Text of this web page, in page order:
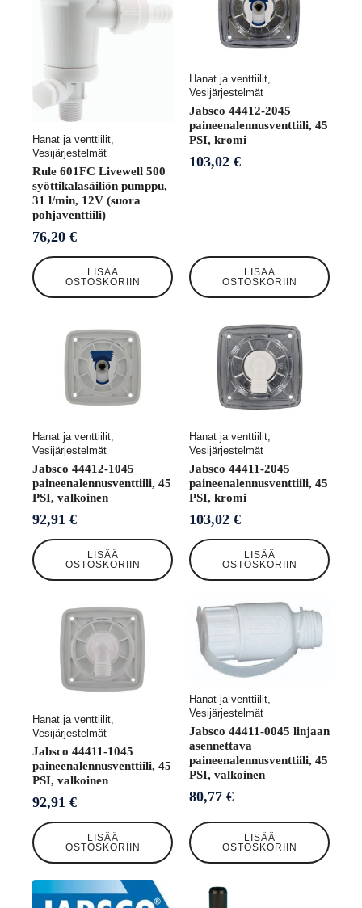
Hanat ja venttiilit,
Vesijärjestelmät
Rule 601FC Livewell 500
syöttikalasäiliön pumppu,
31 l/min, 12V (suora
pohjaventtiili)
76,20 €
LISÄÄ
OSTOSKORIIN
Hanat ja venttiilit,
Vesijärjestelmät
Jabsco 44412-2045
paineenalennusventtiili, 45
PSI, kromi
103,02 €
LISÄÄ
OSTOSKORIIN
Hanat ja venttiilit,
Vesijärjestelmät
Jabsco 44412-1045
paineenalennusventtiili, 45
PSI, valkoinen
92,91 €
LISÄÄ
OSTOSKORIIN
Hanat ja venttiilit,
Vesijärjestelmät
Jabsco 44411-2045
paineenalennusventtiili, 45
PSI, kromi
103,02 €
LISÄÄ
OSTOSKORIIN
Hanat ja venttiilit,
Vesijärjestelmät
Jabsco 44411-1045
paineenalennusventtiili, 45
PSI, valkoinen
92,91 €
LISÄÄ
OSTOSKORIIN
Hanat ja venttiilit,
Vesijärjestelmät
Jabsco 44411-0045 linjaan
asennettava
paineenalennusventtiili, 45
PSI, valkoinen
80,77 €
LISÄÄ
OSTOSKORIIN